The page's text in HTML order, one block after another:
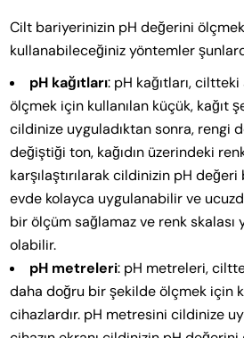
Cilt bariyerinizin pH değerini
kullanabileceğiniz yöntemler
pH kağıtları: pH kağıtları,
ölçmek için kullanılan küçük, kağıt
cildinize uyguladıktan sonra, rengi
değiştiği ton, kağıdın üzerindeki
karşılaştırılarak cildinizin pH
evde kolayca uygulanabilir ve
bir ölçüm sağlamaz ve renk skalası
olabilir.
pH metreleri: pH metreleri,
daha doğru bir şekilde ölçmek için
cihazlardır. pH metresini cildinize